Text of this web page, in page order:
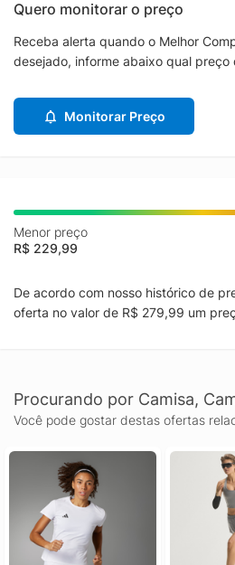
Quero monitorar o preço
Receba alerta quando o Melhor
desejado, informe abaixo qual preço
Monitorar Preço
Menor preço
R$ 229,99
De acordo com nosso histórico de
oferta no valor de R$ 279,99 um
Procurando por Camisa,
Você pode gostar destas ofertas